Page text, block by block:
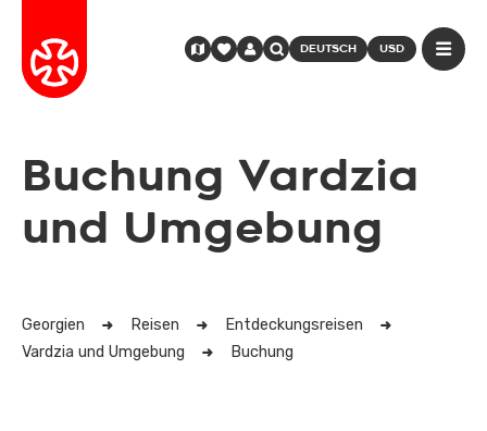
DEUTSCH USD
Buchung Vardzia
und Umgebung
Georgien Reisen
Entdeckungsreisen
Vardzia und Umgebung
Buchung